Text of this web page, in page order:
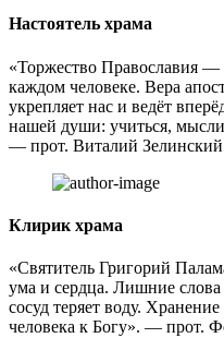
Настоятель храма
«Торжество Православия —
каждом человеке. Вера
укрепляет нас и ведёт
нашей души: учиться,
— прот. Виталий Зелинский
Клирик храма
«Святитель Григорий
ума и сердца. Лишние
сосуд теряет воду.
человека к Богу». — прот.